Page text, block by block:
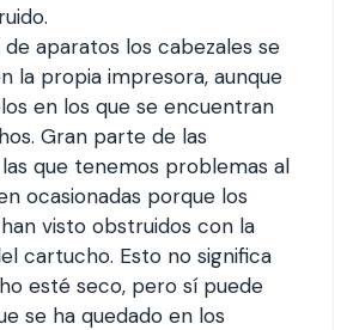
de aparatos los cabezales se
la propia impresora, aunque
en los que se encuentran
Gran parte de las
que tenemos problemas al
ocasionadas porque los
visto obstruidos con la
cartucho. Esto no significa
esté seco, pero sí puede
se ha quedado en los